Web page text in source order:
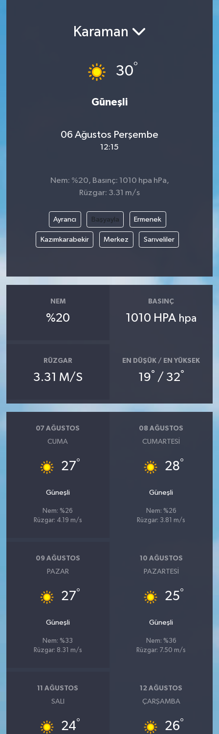
Karaman
30°
Güneşli
06 Ağustos Perşembe
12:15
Nem: %20, Basınç: 1010 hpa hPa,
Rüzgar: 3.31 m/s
Ayrancı Başyayla Ermenek
Kazımkarabekir Merkez Sarıveliler
NEM
%20
BASINÇ
1010 HPA hpa
RÜZGAR
3.31 M/S
EN DÜŞÜK / EN YÜKSEK
19° / 32°
07 AĞUSTOS
CUMA
27°
Güneşli
Nem: %26
Rüzgar: 4.19 m/s
08 AĞUSTOS
CUMARTESI
28°
Güneşli
Nem: %26
Rüzgar: 3.81 m/s
09 AĞUSTOS
PAZAR
27°
Güneşli
Nem: %33
Rüzgar: 8.31 m/s
10 AĞUSTOS
PAZARTESI
25°
Güneşli
Nem: %36
Rüzgar: 7.50 m/s
11 AĞUSTOS
SALI
24°
12 AĞUSTOS
ÇARŞAMBA
26°